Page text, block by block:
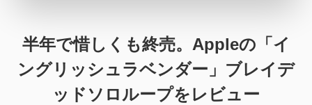
半年で惜しくも終売。Appleの「イ
ングリッシュラベンダー」ブレイデ
ッドソロループをレビュー